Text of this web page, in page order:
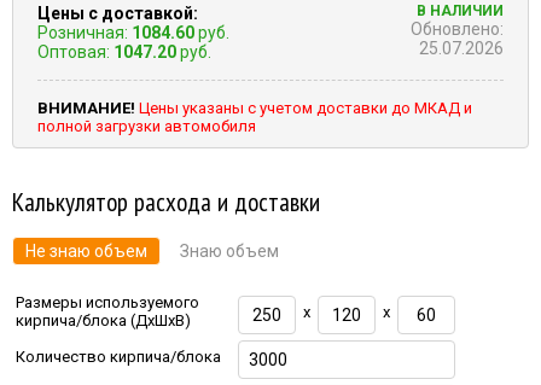
Цены с доставкой:
Розничная: 1084.60руб.
Оптовая: 1047.20руб.
В НАЛИЧИИ
Обновлено:
25.07.2026
ВНИМАНИЕ! Цены указаны с учетом доставки до МКАД и
полной загрузки автомобиля
Калькулятор расхода и доставки
Не знаю объем Знаю объем
Размеры используемого
кирпича/блока (ДхШхВ)
x x
Количество кирпича/блока